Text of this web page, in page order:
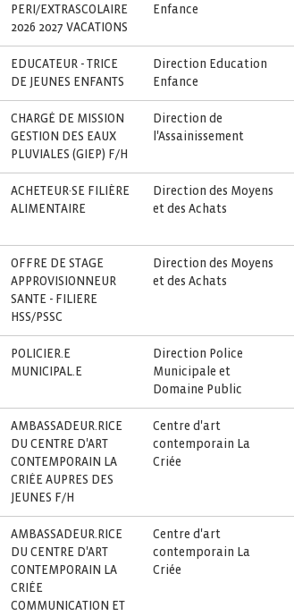
PERI/EXTRASCOLAIRE
2026 2027 VACATIONS
Enfance
EDUCATEUR - TRICE
DE JEUNES ENFANTS
Direction Education
Enfance
CHARGÉ DE MISSION
GESTION DES EAUX
PLUVIALES (GIEP) F/H
Direction de
l'Assainissement
ACHETEUR·SE FILIÈRE
ALIMENTAIRE
Direction des Moyens
et des Achats
OFFRE DE STAGE
APPROVISIONNEUR
SANTE - FILIERE
HSS/PSSC
Direction des Moyens
et des Achats
POLICIER.E
MUNICIPAL.E
Direction Police
Municipale et
Domaine Public
AMBASSADEUR.RICE
DU CENTRE D'ART
CONTEMPORAIN LA
CRIÉE AUPRES DES
JEUNES F/H
Centre d'art
contemporain La
Criée
AMBASSADEUR.RICE
DU CENTRE D'ART
CONTEMPORAIN LA
CRIÉE
COMMUNICATION ET
Centre d'art
contemporain La
Criée